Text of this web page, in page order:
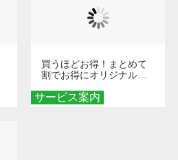
サービス案内
買うほどお得！まとめて
割でお得にオリジナルグ